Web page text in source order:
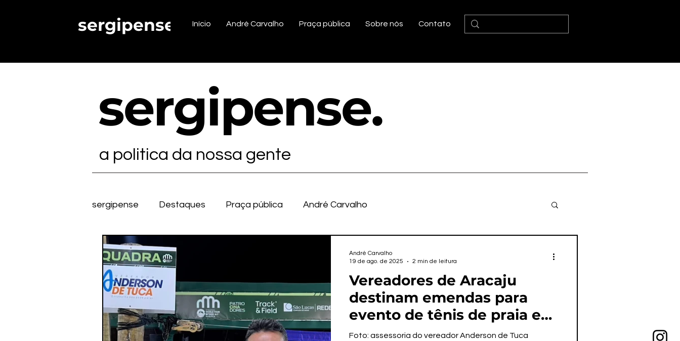
sergipense. Início André Carvalho Praça pública Sobre nós Contato
sergipense.
a politica da nossa gente
sergipense Destaques Praça pública André Carvalho
Vereadores de Aracaju
destinam emendas para
evento de tênis de praia e
ganham promoção pessoal
Foto: assessoria do vereador Anderson de Tuca
André Carvalho
19 de ago. de 2025
2 min de leitura